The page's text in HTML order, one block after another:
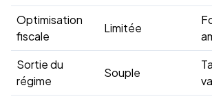
Optimisation
fiscale
Limitée
Sortie du
régime
Souple